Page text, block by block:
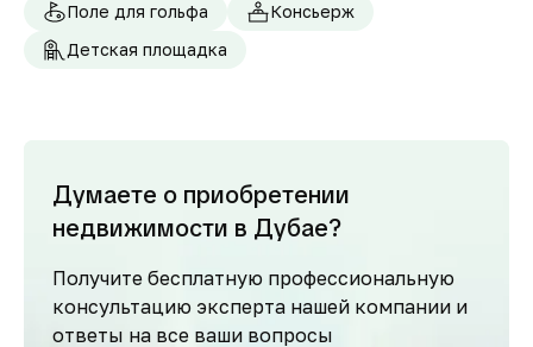
Поле для гольфа
Консьерж
Детская площадка
Думаете о приобретении
недвижимости в Дубае?
Получите бесплатную профессиональную
консультацию эксперта нашей компании и
ответы на все ваши вопросы